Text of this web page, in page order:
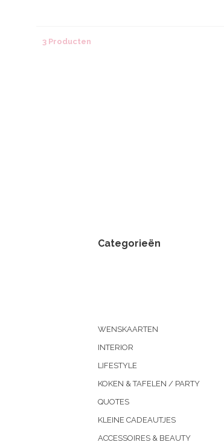
3 Producten
Categorieën
WENSKAARTEN
INTERIOR
LIFESTYLE
KOKEN & TAFELEN / PARTY
QUOTES
KLEINE CADEAUTJES
ACCESSOIRES & BEAUTY